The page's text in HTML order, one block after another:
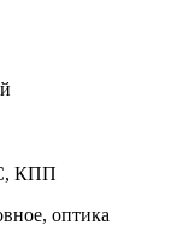
КПП
оптика